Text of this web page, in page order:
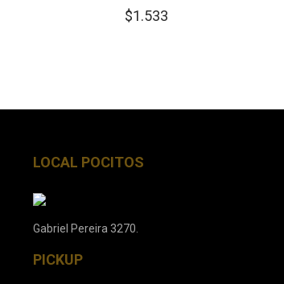
$1.533
LOCAL POCITOS
Gabriel Pereira 3270.
PICKUP